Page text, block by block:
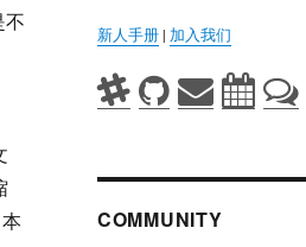
不
新人手册| 加入我们
COMMUNITY